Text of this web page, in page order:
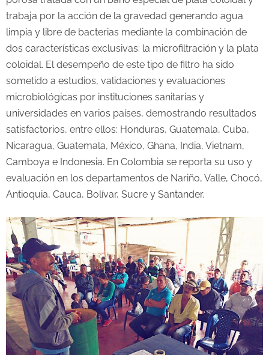
trabaja por la acción de la gravedad generando agua
limpia y libre de bacterias mediante la combinación de
dos características exclusivas: la microfiltración y la plata
coloidal. El desempeño de este tipo de filtro ha sido
sometido a estudios, validaciones y evaluaciones
microbiológicas por instituciones sanitarias y
universidades en varios países, demostrando resultados
satisfactorios, entre ellos: Honduras, Guatemala, Cuba,
Nicaragua, Guatemala, México, Ghana, India, Vietnam,
Camboya e Indonesia. En Colombia se reporta su uso y
evaluación en los departamentos de Nariño, Valle, Chocó,
Antioquia, Cauca, Bolívar, Sucre y Santander.